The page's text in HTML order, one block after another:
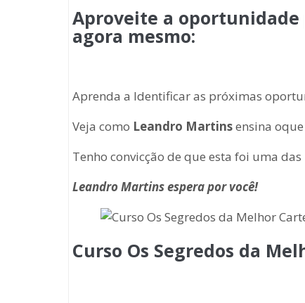
Aproveite a oportunidade
agora mesmo:
Aprenda a Identificar as próximas
Veja como Leandro Martinsensina
Tenho convicção de que esta foi uma
Leandro Martins espera por você!
Curso Os Segredos da